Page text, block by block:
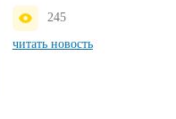
245
читать новость